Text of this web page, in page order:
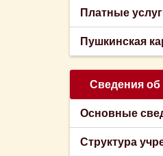
Платные
Пушкинская
Сведения об
Основные
Структура